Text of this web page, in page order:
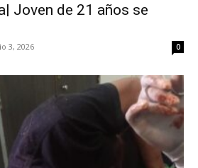
Joven de 21 años se
3, 2026 0